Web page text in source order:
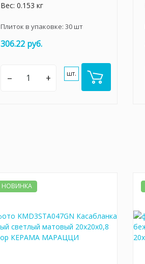
Вес: 0.153 кг
Плиток в упаковке: 30шт
306.22 руб.
– + шт.
НОВИНКА